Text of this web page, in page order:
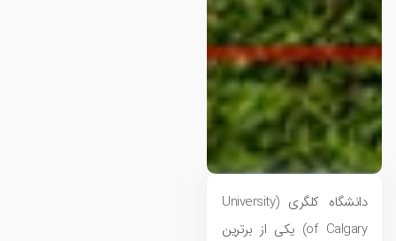
دانشگاه کلگری (University
of Calgary) یکی از برترین